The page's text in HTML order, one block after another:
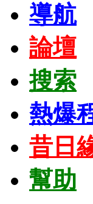
導航
論壇
搜索
熱爆
昔日
幫助